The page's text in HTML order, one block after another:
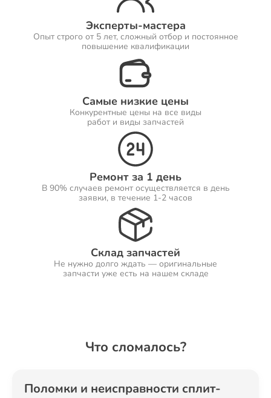
Эксперты-мастера
Опыт строго от 5 лет, сложный отбор и постоянное
повышение квалификации
Самые низкие цены
Конкурентные цены на все виды
работ и виды запчастей
Ремонт за 1 день
В 90% случаев ремонт осуществляется в день
заявки, в течение 1-2 часов
Склад запчастей
Не нужно долго ждать — оригинальные
запчасти уже есть на нашем складе
Что сломалось?
Поломки и неисправности сплит-
Ремонт Саундбаров
Ремонт VR систем
Ремонт Сабвуферов
Ремонт Посудомоечных машин
Ремонт Холодильников